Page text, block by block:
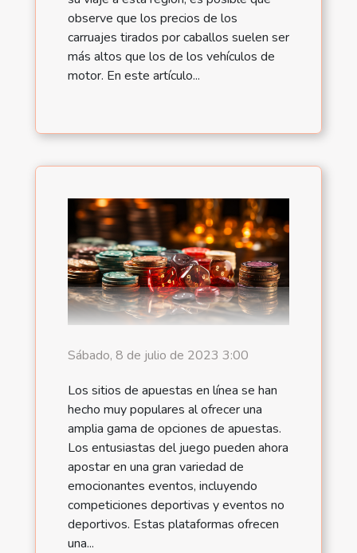
observe que los precios de los
carruajes tirados por caballos suelen ser
más altos que los de los vehículos de
motor. En este artículo...
Sábado, 8 de julio de 2023 3:00
Los sitios de apuestas en línea se han
hecho muy populares al ofrecer una
amplia gama de opciones de apuestas.
Los entusiastas del juego pueden ahora
apostar en una gran variedad de
emocionantes eventos, incluyendo
competiciones deportivas y eventos no
deportivos. Estas plataformas ofrecen
una...